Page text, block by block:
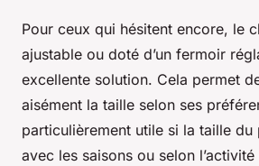
Pour ceux qui hésitent encore, le
ajustable ou doté d’un fermoir
excellente solution. Cela permet
aisément la taille selon ses
particulièrement utile si la taille du
avec les saisons ou selon